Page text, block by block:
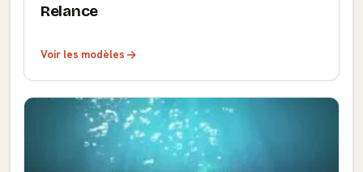
Relance
Voir les modèles